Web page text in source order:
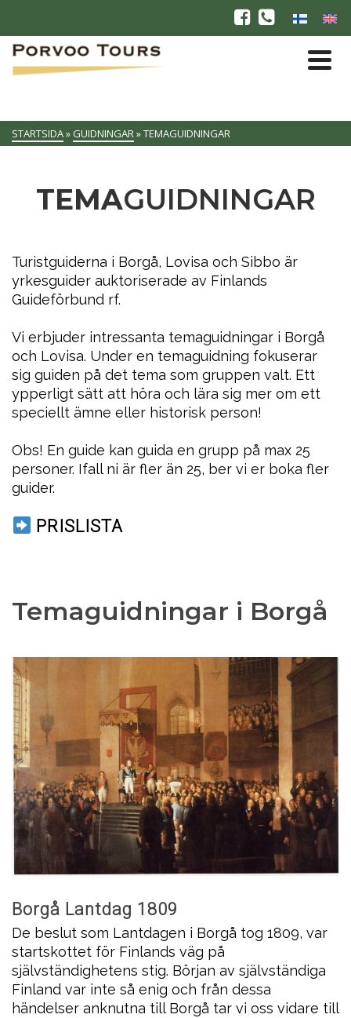
STARTSIDA» GUIDNINGAR»TEMAGUIDNINGAR
TEMAGUIDNINGAR
Turistguiderna i Borgå, Lovisa och Sibbo är
yrkesguider auktoriserade av Finlands
Guideförbund rf.
Vi erbjuder intressanta temaguidningar i Borgå
och Lovisa. Under en temaguidning fokuserar
sig guiden på det tema som gruppen valt. Ett
ypperligt sätt att höra och lära sig mer om ett
speciellt ämne eller historisk person!
Obs! En guide kan guida en grupp på max 25
personer. Ifall ni är fler än 25, ber vi er boka fler
guider.
PRISLISTA
Temaguidningar i Borgå
Borgå Lantdag 1809
De beslut som Lantdagen i Borgå tog 1809, var
startskottet för Finlands väg på
självständighetens stig. Början av självständiga
Finland var inte så enig och från dessa
händelser anknutna till Borgå tar vi oss vidare till